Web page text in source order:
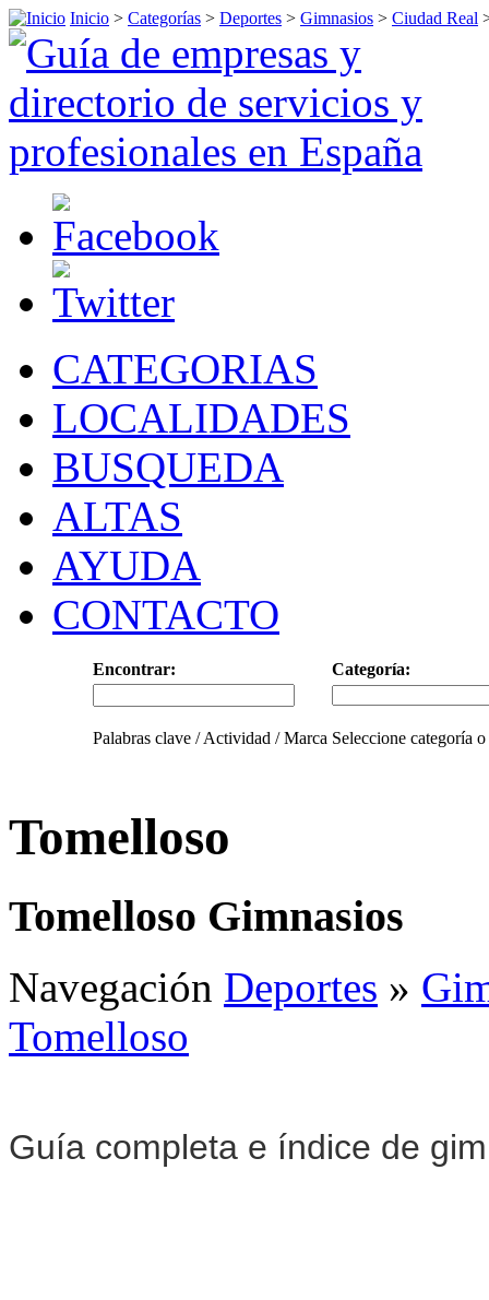
Inicio > Categorías > Deportes > Gimnasios > Ciudad Real
CATEGORIAS
LOCALIDADES
BUSQUEDA
ALTAS
AYUDA
CONTACTO
Encontrar: Categoría:
Palabras clave / Actividad / Marca Seleccione categoría
Tomelloso
Tomelloso Gimnasios
Navegación Deportes »
Tomelloso
Guía completa e índice de